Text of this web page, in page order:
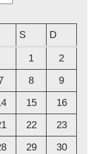
S D
1
2
8
9
15
16
22
23
29
30